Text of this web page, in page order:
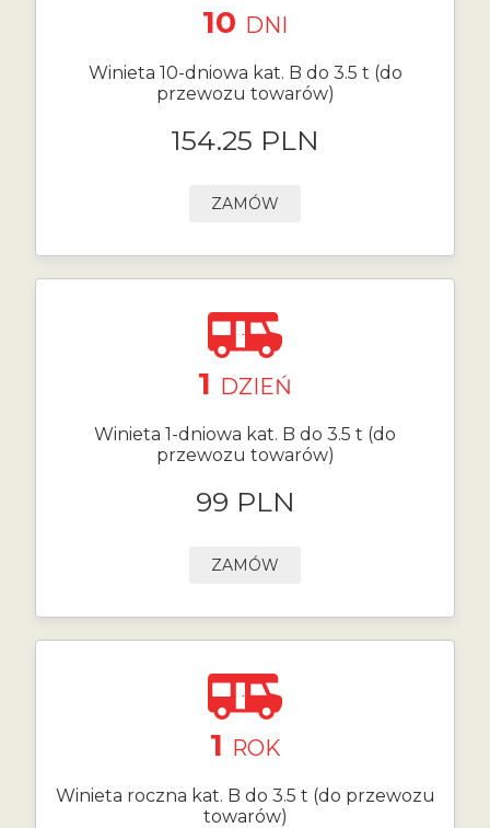
10 DNI
Winieta 10-dniowa kat. B do 3.5 t (do
przewozu towarów)
154.25 PLN
ZAMÓW
1 DZIEŃ
Winieta 1-dniowa kat. B do 3.5 t (do
przewozu towarów)
99 PLN
ZAMÓW
1 ROK
Winieta roczna kat. B do 3.5 t (do przewozu
towarów)